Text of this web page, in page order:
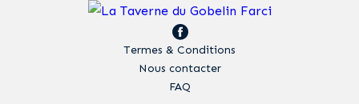
Termes & Conditions
Nous contacter
FAQ